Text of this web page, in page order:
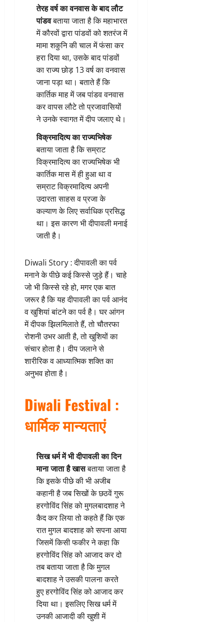
तेरह वर्ष का वनवास के बाद लौट
पांडवबताया जाता है कि महाभारत
में कौरवों द्वारा पांडवों को शतरंज में
मामा शकुनि की चाल में फंसा कर
हरा दिया था, उसके बाद पांडवों
का राज्य छोड़ 13 वर्ष का वनवास
जाना पड़ा था। बताते हैं कि
कार्तिक माह में जब पांडव वनवास
कर वापस लौटे तो प्रजावासियों
ने उनके स्वागत में दीप जलाए थे।
विक्रमादित्य का राज्यभिषेक
बताया जाता है कि सम्राट
विक्रमादित्य का राज्यभिषेक भी
कार्तिक मास में ही हुआ था व
सम्राट विक्रमादित्य अपनी
उदारता साहस व प्रजा के
कल्याण के लिए सर्वाधिक प्रसिद्ध
था। इस कारण भी दीपावली मनाई
जाती है।
Diwali Story : दीपावली का पर्व
मनाने के पीछे कई किस्से जुड़े हैं। चाहे
जो भी किस्से रहे हो, मगर एक बात
जरूर है कि यह दीपावली का पर्व आनंद
व खुशियां बांटने का पर्व है। घर आंगन
में दीपक झिलमिलाते हैं, तो चौतरफा
रोशनी उभर आती है, तो खुशियों का
संचार होता है। दीप जलाने से
शारीरिक व आध्यात्मिक शक्ति का
अनुभव होता है।
Diwali Festival :
धार्मिक मान्यताएं
सिख धर्म में भी दीपावली का दिन
माना जाता है खासबताया जाता है
कि इसके पीछे की भी अजीब
कहानी है जब सिखों के छठवें गुरू
हरगोविंद सिंह काे मुगलबादशाह ने
कैद कर लिया तो कहते हैं कि एक
रात मुगल बादशाह को सपना आया
जिसमें किसी फकीर ने कहा कि
हरगोविंद सिंह को आजाद कर दो
तब बताया जाता है कि मुगल
बादशाह ने उसकी पालना करते
हुए हरगोविंद सिंह को आजाद कर
दिया था। इसलिए सिख धर्म में
उनकी आजादी की खुशी में